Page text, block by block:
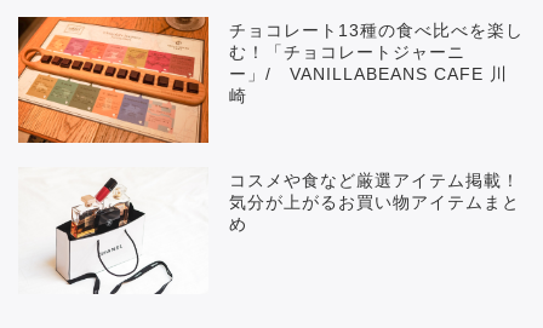
チョコレート13種の食べ比べを楽し
む！「チョコレートジャーニ
ー」/ VANILLABEANS CAFE 川
崎
コスメや食など厳選アイテム掲載！
気分が上がるお買い物アイテムまと
め